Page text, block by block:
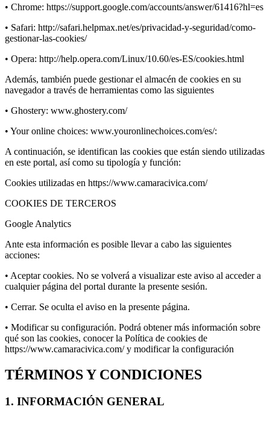
• Chrome: https://support.google.com/accounts/answer/61416?hl=es
• Safari: http://safari.helpmax.net/es/privacidad-y-seguridad/como-
gestionar-las-cookies/
• Opera: http://help.opera.com/Linux/10.60/es-ES/cookies.html
Además, también puede gestionar el almacén de cookies en su
navegador a través de herramientas como las siguientes
• Ghostery: www.ghostery.com/
• Your online choices: www.youronlinechoices.com/es/:
A continuación, se identifican las cookies que están siendo utilizadas
en este portal, así como su tipología y función:
Cookies utilizadas en https://www.camaracivica.com/
COOKIES DE TERCEROS
Google Analytics
Ante esta información es posible llevar a cabo las siguientes
acciones:
• Aceptar cookies. No se volverá a visualizar este aviso al acceder a
cualquier página del portal durante la presente sesión.
• Cerrar. Se oculta el aviso en la presente página.
• Modificar su configuración. Podrá obtener más información sobre
qué son las cookies, conocer la Política de cookies de
https://www.camaracivica.com/ y modificar la configuración
TÉRMINOS Y CONDICIONES
1. INFORMACIÓN GENERAL